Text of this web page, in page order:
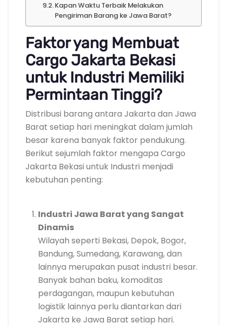
Kapan Waktu Terbaik Melakukan
Pengiriman Barang ke Jawa Barat?
Faktor yang Membuat
Cargo Jakarta Bekasi
untuk Industri Memiliki
Permintaan Tinggi?
Distribusi barang antara Jakarta dan Jawa
Barat setiap hari meningkat dalam jumlah
besar karena banyak faktor pendukung.
Berikut sejumlah faktor mengapa Cargo
Jakarta Bekasi untuk Industri menjadi
kebutuhan penting:
Industri Jawa Barat yang Sangat
Dinamis
Wilayah seperti Bekasi, Depok, Bogor,
Bandung, Sumedang, Karawang, dan
lainnya merupakan pusat industri besar.
Banyak bahan baku, komoditas
perdagangan, maupun kebutuhan
logistik lainnya perlu diantarkan dari
Jakarta ke Jawa Barat setiap hari.